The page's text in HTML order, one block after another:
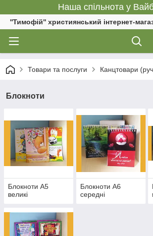
Наша спільнота у
''Тимофій'' християнський інтернет-
Товари та послуги Канцтовари
Блокноти
Блокноти А5
великі
Блокноти А6
середні